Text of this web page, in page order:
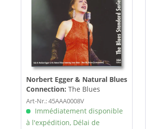
Norbert Egger & Natural Blues
Connection: The Blues
Standard Series, Vol.2 (7inch,
45rpm)
Art-Nr.: 45AAA0008V
Immédiatement disponible
à l'expédition, Délai de